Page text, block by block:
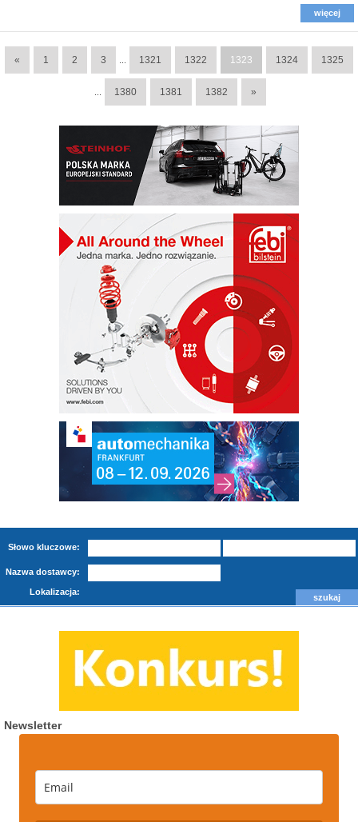
więcej
« 1 2 3 1321 1322 1323 1324 1325
1380 1381 1382 »
Słowo kluczowe:
Nazwa dostawcy:
Lokalizacja:
Newsletter